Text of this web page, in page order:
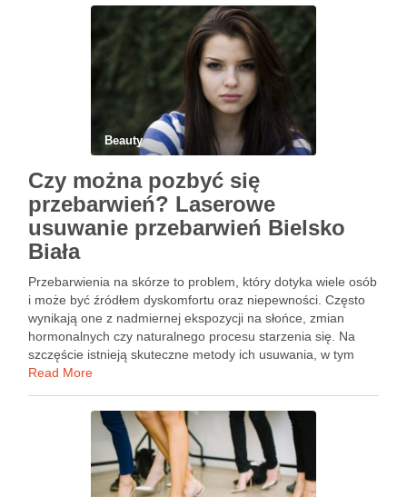
Beauty
Czy można pozbyć się
przebarwień? Laserowe
usuwanie przebarwień Bielsko
Biała
Przebarwienia na skórze to problem, który dotyka wiele osób
i może być źródłem dyskomfortu oraz niepewności. Często
wynikają one z nadmiernej ekspozycji na słońce, zmian
hormonalnych czy naturalnego procesu starzenia się. Na
szczęście istnieją skuteczne metody ich usuwania, w tym
popularne zabiegi laserowe, które pozwalają na skuteczne
Read More